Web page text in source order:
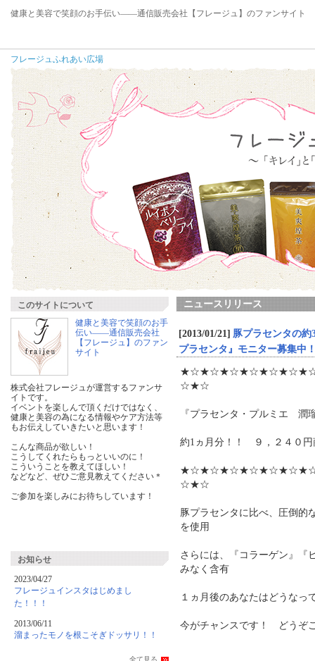
健康と美容で笑顔のお手伝い――通信販売会社【フレージュ】のファンサイト
フレージュふれあい広場
ニュースリリース
[2013/01/21] 豚プラセンタの
プラセンタ』モニター募集中
☆★☆
『プラセンタ・プルミエ 潤
約1ヵ月分！！ ９，２４０円
☆★☆
豚プラセンタに比べ、圧倒的
を使用
さらには、『コラーゲン』『
みなく含有
１ヵ月後のあなたはどうなっ
今がチャンスです！ どうぞ
このサイトについて
健康と美容で笑顔のお手
伝い――通信販売会社
【フレージュ】のファン
サイト
株式会社フレージュが運営するファンサ
イトです。
イベントを楽しんで頂くだけではなく、
健康と美容の為になる情報やケア方法等
もお伝えしていきたいと思います！
こんな商品が欲しい！
こうしてくれたらもっといいのに！
こういうことを教えてほしい！
などなど、ぜひご意見教えてください＊
ご参加を楽しみにお待ちしています！
お知らせ
2023/04/27
フレージュインスタはじめまし
た！！！
2013/06/11
溜まったモノを根こそぎドッサリ！！
全て見る